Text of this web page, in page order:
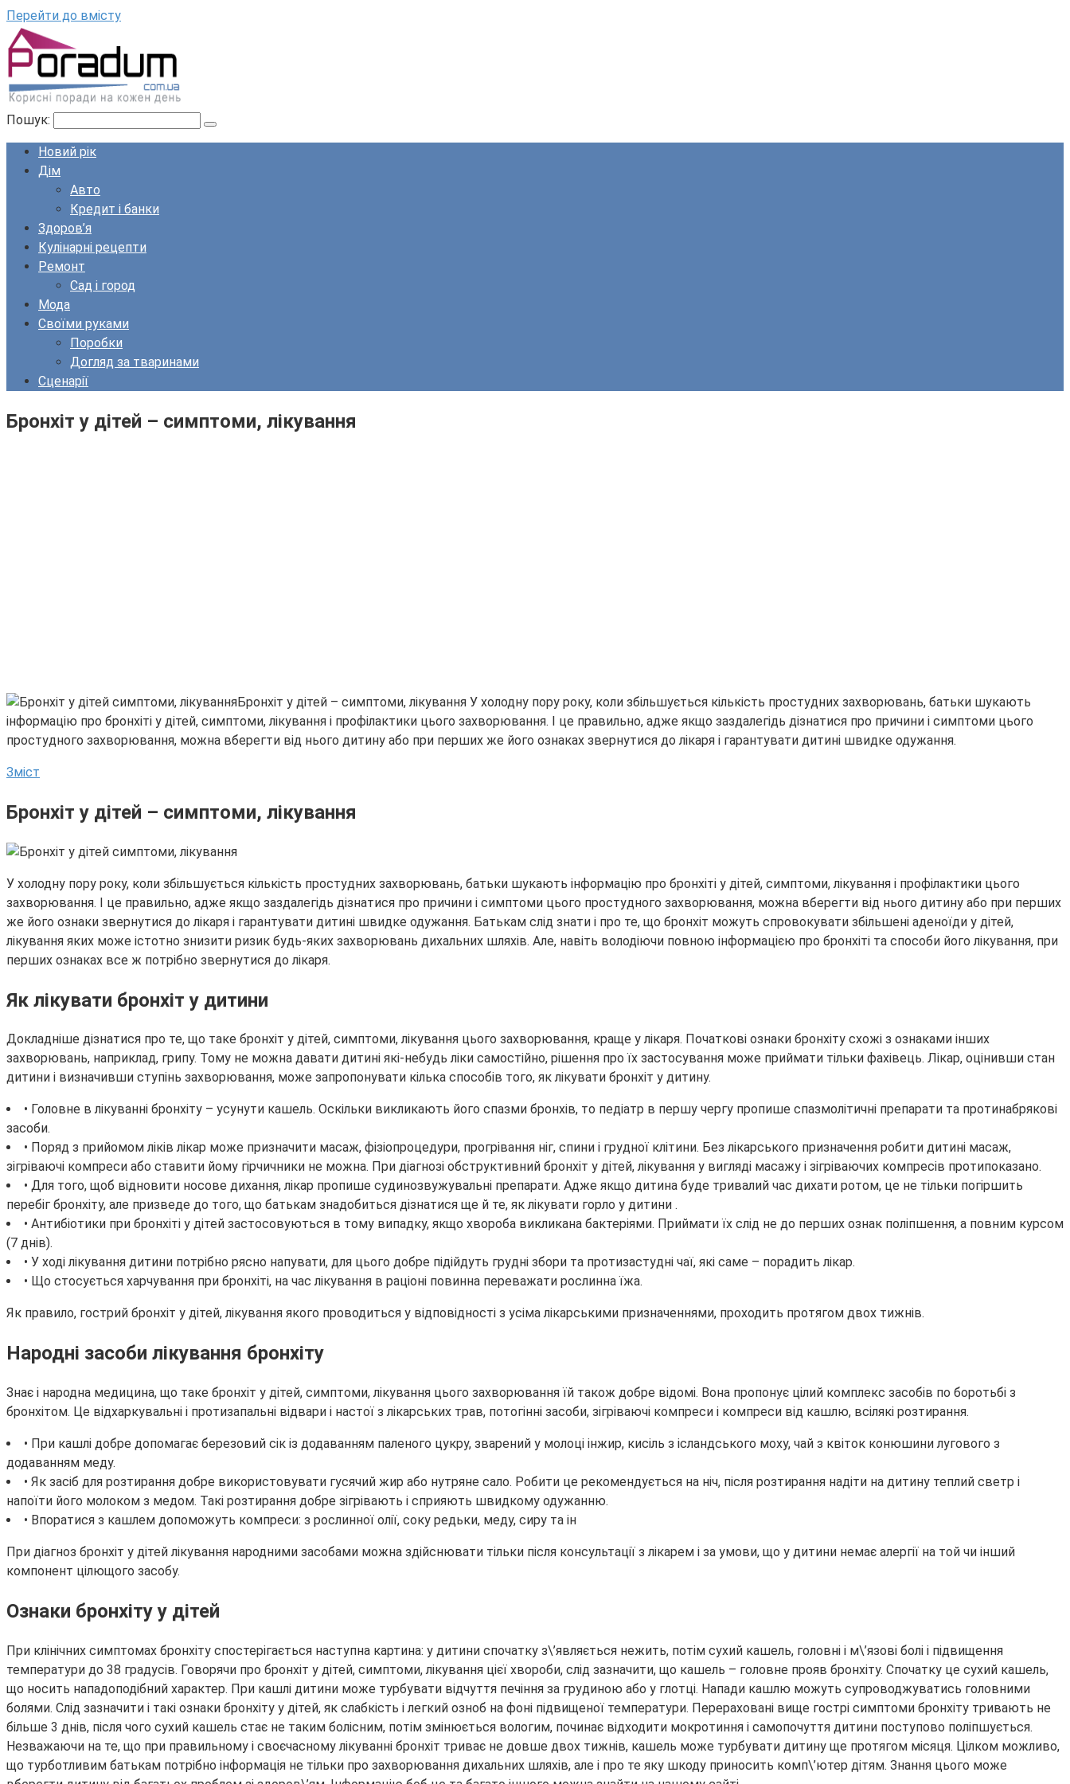
Перейти до вмісту
Пошук:
Новий рік
Дім
Авто
Кредит і банки
Здоров’я
Кулінарні рецепти
Ремонт
Сад і город
Мода
Своїми руками
Поробки
Догляд за тваринами
Сценарії
Бронхіт у дітей – симптоми, лікування
Бронхіт у дітей – симптоми, лікування У холодну пору року, коли збільшується кількість простудних захворювань, батьки шукають
інформацію про бронхіті у дітей, симптоми, лікування і профілактики цього захворювання. І це правильно, адже якщо заздалегідь дізнатися про причини і симптоми цього
простудного захворювання, можна вберегти від нього дитину або при перших же його ознаках звернутися до лікаря і гарантувати дитині швидке одужання.
Зміст
Бронхіт у дітей – симптоми, лікування
У холодну пору року, коли збільшується кількість простудних захворювань, батьки шукають інформацію про бронхіті у дітей, симптоми, лікування і профілактики цього
захворювання. І це правильно, адже якщо заздалегідь дізнатися про причини і симптоми цього простудного захворювання, можна вберегти від нього дитину або при перших
же його ознаки звернутися до лікаря і гарантувати дитині швидке одужання. Батькам слід знати і про те, що бронхіт можуть спровокувати збільшені аденоїди у дітей,
лікування яких може істотно знизити ризик будь-яких захворювань дихальних шляхів. Але, навіть володіючи повною інформацією про бронхіті та способи його лікування, при
перших ознаках все ж потрібно звернутися до лікаря.
Як лікувати бронхіт у дитини
Докладніше дізнатися про те, що таке бронхіт у дітей, симптоми, лікування цього захворювання, краще у лікаря. Початкові ознаки бронхіту схожі з ознаками інших
захворювань, наприклад, грипу. Тому не можна давати дитині які-небудь ліки самостійно, рішення про їх застосування може приймати тільки фахівець. Лікар, оцінивши стан
дитини і визначивши ступінь захворювання, може запропонувати кілька способів того, як лікувати бронхіт у дитину.
• Головне в лікуванні бронхіту – усунути кашель. Оскільки викликають його спазми бронхів, то педіатр в першу чергу пропише спазмолітичні препарати та протинабрякові
засоби.
• Поряд з прийомом ліків лікар може призначити масаж, фізіопроцедури, прогрівання ніг, спини і грудної клітини. Без лікарського призначення робити дитині масаж,
зігріваючі компреси або ставити йому гірчичники не можна. При діагнозі обструктивний бронхіт у дітей, лікування у вигляді масажу і зігріваючих компресів протипоказано.
• Для того, щоб відновити носове дихання, лікар пропише судинозвужувальні препарати. Адже якщо дитина буде тривалий час дихати ротом, це не тільки погіршить
перебіг бронхіту, але призведе до того, що батькам знадобиться дізнатися ще й те, як лікувати горло у дитини .
• Антибіотики при бронхіті у дітей застосовуються в тому випадку, якщо хвороба викликана бактеріями. Приймати їх слід не до перших ознак поліпшення, а повним курсом
(7 днів).
• У ході лікування дитини потрібно рясно напувати, для цього добре підійдуть грудні збори та протизастудні чаї, які саме – порадить лікар.
• Що стосується харчування при бронхіті, на час лікування в раціоні повинна переважати рослинна їжа.
Як правило, гострий бронхіт у дітей, лікування якого проводиться у відповідності з усіма лікарськими призначеннями, проходить протягом двох тижнів.
Народні засоби лікування бронхіту
Знає і народна медицина, що таке бронхіт у дітей, симптоми, лікування цього захворювання їй також добре відомі. Вона пропонує цілий комплекс засобів по боротьбі з
бронхітом. Це відхаркувальні і протизапальні відвари і настої з лікарських трав, потогінні засоби, зігріваючі компреси і компреси від кашлю, всілякі розтирання.
• При кашлі добре допомагає березовий сік із додаванням паленого цукру, зварений у молоці інжир, кисіль з ісландського моху, чай з квіток конюшини лугового з
додаванням меду.
• Як засіб для розтирання добре використовувати гусячий жир або нутряне сало. Робити це рекомендується на ніч, після розтирання надіти на дитину теплий светр і
напоїти його молоком з медом. Такі розтирання добре зігрівають і сприяють швидкому одужанню.
• Впоратися з кашлем допоможуть компреси: з рослинної олії, соку редьки, меду, сиру та ін
При діагноз бронхіт у дітей лікування народними засобами можна здійснювати тільки після консультації з лікарем і за умови, що у дитини немає алергії на той чи інший
компонент цілющого засобу.
Ознаки бронхіту у дітей
При клінічних симптомах бронхіту спостерігається наступна картина: у дитини спочатку з\’являється нежить, потім сухий кашель, головні і м\’язові болі і підвищення
температури до 38 градусів. Говорячи про бронхіт у дітей, симптоми, лікування цієї хвороби, слід зазначити, що кашель – головне прояв бронхіту. Спочатку це сухий кашель,
що носить нападоподібний характер. При кашлі дитини може турбувати відчуття печіння за грудиною або у глотці. Напади кашлю можуть супроводжуватись головними
болями. Слід зазначити і такі ознаки бронхіту у дітей, як слабкість і легкий озноб на фоні підвищеної температури. Перераховані вище гострі симптоми бронхіту тривають не
більше 3 днів, після чого сухий кашель стає не таким болісним, потім змінюється вологим, починає відходити мокротиння і самопочуття дитини поступово поліпшується.
Незважаючи на те, що при правильному і своєчасному лікуванні бронхіт триває не довше двох тижнів, кашель може турбувати дитину ще протягом місяця. Цілком можливо,
що турботливим батькам потрібно інформація не тільки про захворювання дихальних шляхів, але і про те яку шкоду приносить комп\’ютер дітям. Знання цього може